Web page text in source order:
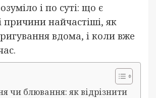
і по суті: що є
найчастіші, як
вдома, і коли вже
чи блювання: як відрізнити